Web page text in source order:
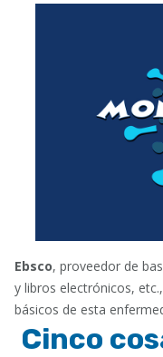
Ebsco, proveedor de
y libros electrónicos,
básicos de esta
Cinco